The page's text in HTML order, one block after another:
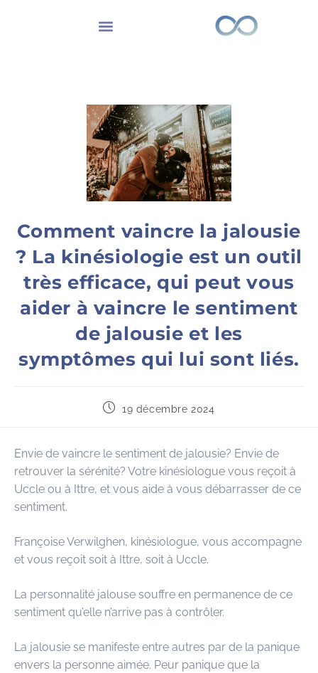
Comment vaincre la jalousie
? La kinésiologie est un outil
très efficace, qui peut vous
aider à vaincre le sentiment
de jalousie et les
symptômes qui lui sont liés.
19 décembre 2024
Envie de vaincre le sentiment de jalousie? Envie de
retrouver la sérénité? Votre kinésiologue vous reçoit à
Uccle ou à Ittre, et vous aide à vous débarrasser de ce
sentiment.
Françoise Verwilghen, kinésiologue, vous accompagne
et vous reçoit soit à Ittre, soit à Uccle.
La personnalité jalouse souffre en permanence de ce
sentiment qu’elle n’arrive pas à contrôler.
La jalousie se manifeste entre autres par de la panique
envers la personne aimée. Peur panique que la